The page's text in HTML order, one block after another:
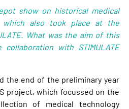
show on historical medical
which also took place at the
What was the aim of this
with STIMULATE
the end of the preliminary year
project, which focussed on the
of medical technology